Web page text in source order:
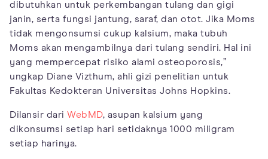
dibutuhkan untuk perkembangan tulang dan gigi
janin, serta fungsi jantung, saraf, dan otot. Jika Moms
tidak mengonsumsi cukup kalsium, maka tubuh
Moms akan mengambilnya dari tulang sendiri. Hal ini
yang mempercepat risiko alami osteoporosis,”
ungkap Diane Vizthum, ahli gizi penelitian untuk
Fakultas Kedokteran Universitas Johns Hopkins.
Dilansir dari WebMD, asupan kalsium yang
dikonsumsi setiap hari setidaknya 1000 miligram
setiap harinya.